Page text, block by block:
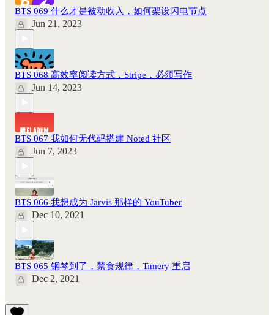
BTS 069 什么才是被动收入，如何架设闪电节点
Jun 21, 2023
BTS 068 高效率阅读方式，Stripe，必须写作
Jun 14, 2023
BTS 067 我如何无代码搭建 Noted 社区
Jun 7, 2023
BTS 066 我想成为 Jarvis 那样的 YouTuber
Dec 10, 2021
BTS 065 钢琴到了，禁食规律，Timery 重启
Dec 2, 2021